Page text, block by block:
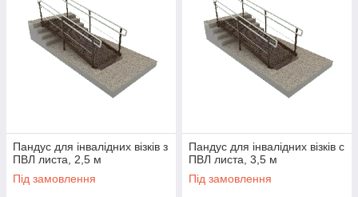
Пандус для інвалідних візків з
ПВЛ листа, 2,5 м
Під замовлення
Пандус для інвалідних візків с
ПВЛ листа, 3,5 м
Під замовлення